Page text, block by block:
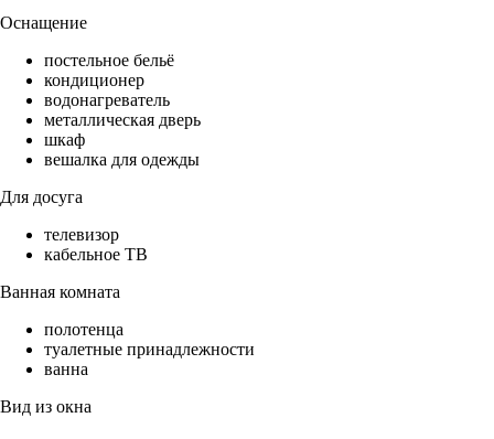
Оснащение
постельное бельё
кондиционер
водонагреватель
металлическая дверь
шкаф
вешалка для одежды
Для досуга
телевизор
кабельное ТВ
Ванная комната
полотенца
туалетные принадлежности
ванна
Вид из окна